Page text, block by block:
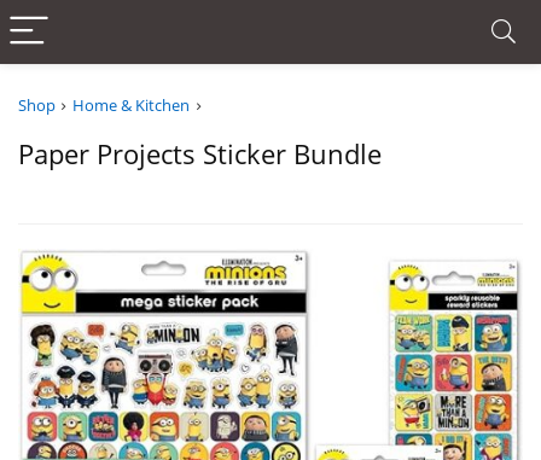
Shop Home & Kitchen
Paper Projects Sticker Bundle